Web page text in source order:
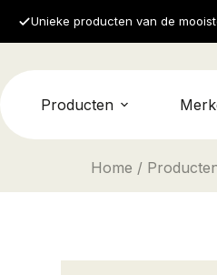
Unieke producten van de
Producten
Home /